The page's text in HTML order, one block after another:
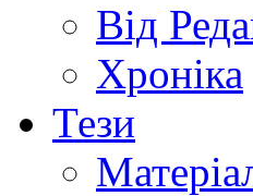
Від
Хроніка
Тези